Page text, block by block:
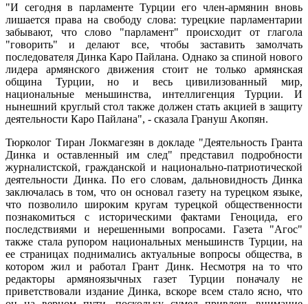
"И сегодня в парламенте Турции его член-армянин вновь
лишается права на свободу слова: турецкие парламентарии
забывают, что слово "парламент" происходит от глагола
"говорить" и делают все, чтобы заставить замолчать
последователя Динка Каро Пайлана. Однако за спиной нового
лидера армянского движения стоит не только армянская
община Турции, но и весь цивилизованный мир,
национальные меньшинства, интеллигенция Турции. И
нынешний круглый стол также должен стать акцией в защиту
деятельности Каро Пайлана", - сказала Грануш Акопян.
Тюрколог Тиран Локмагезян в докладе "Деятельность Гранта
Динка и оставленный им след" представил подробности
журналистской, гражданской и национально-патриотической
деятельности Динка. По его словам, дальновидность Динка
заключалась в том, что он основал газету на турецком языке,
что позволило широким кругам турецкой общественности
познакомиться с историческими фактами Геноцида, его
последствиями и нерешенными вопросами. Газета "Агос"
также стала рупором национальных меньшинств Турции, на
ее страницах поднимались актуальные вопросы общества, в
котором жил и работал Грант Динк. Несмотря на то что
редакторы армяноязычных газет Турции поначалу не
приветствовали издание Динка, вскоре всем стало ясно, что